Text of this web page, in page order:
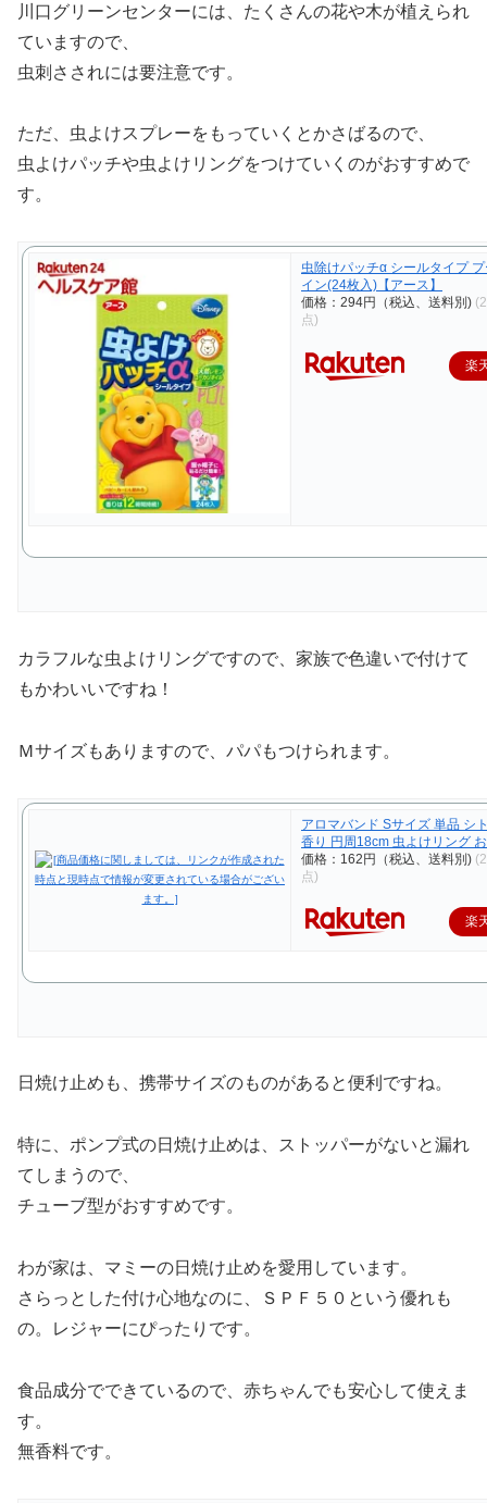
川口グリーンセンターには、たくさんの花や木が植えられ
ていますので、
虫刺さされには要注意です。
ただ、虫よけスプレーをもっていくとかさばるので、
虫よけパッチや虫よけリングをつけていくのがおすすめで
す。
虫除けパッチα シールタイプ
イン(24枚入)【アース】
価格：294円（税込、送料別)
点)
楽
カラフルな虫よけリングですので、家族で色違いで付けて
もかわいいですね！
Ｍサイズもありますので、パパもつけられます。
アロマバンド Sサイズ 単品 シ
香り 円周18cm 虫よけリング
価格：162円（税込、送料別)
点)
楽
日焼け止めも、携帯サイズのものがあると便利ですね。
特に、ポンプ式の日焼け止めは、ストッパーがないと漏れ
てしまうので、
チューブ型がおすすめです。
わが家は、マミーの日焼け止めを愛用しています。
さらっとした付け心地なのに、ＳＰＦ５０という優れも
の。レジャーにぴったりです。
食品成分でできているので、赤ちゃんでも安心して使えま
す。
無香料です。